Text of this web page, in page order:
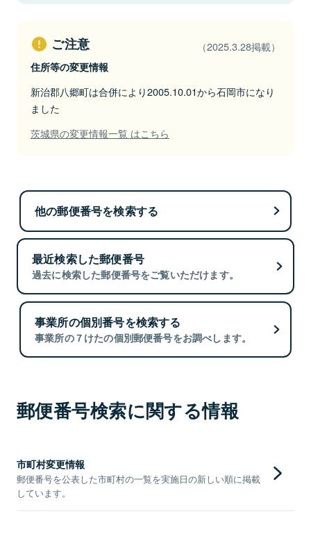
ご注意 （2025.3.28掲載）
住所等の変更情報
新治郡八郷町は合併により2005.10.01から石岡市になり
ました
茨城県の変更情報一覧 はこちら
他の郵便番号を検索する
最近検索した郵便番号
過去に検索した郵便番号をご覧いただけます。
事業所の個別番号を検索する
事業所の７けたの個別郵便番号をお調べします。
郵便番号検索に関する情報
市町村変更情報
郵便番号を公表した市町村の一覧を実施日の新しい順に掲載
しています。